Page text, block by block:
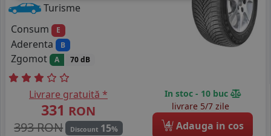
Turisme
Consum
E
Aderenta B
Zgomot A 70 dB
Livrare gratuită *
331 RON
393 RON
Discount 15%
In stoc - 10 buc
livrare 5/7 zile
4 Adauga in cos